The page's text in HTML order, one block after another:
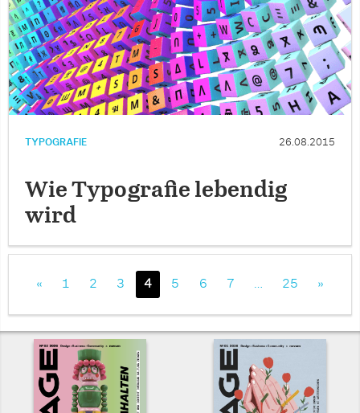
TYPOGRAFIE 26.08.2015
Wie Typografie lebendig
wird
« 1 2 3 4 5 6 7 … 25 »